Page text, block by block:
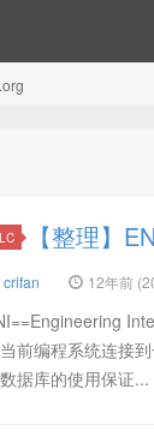
【整理】
crifan 12年前
前编程系统连接
据库的使用保证...